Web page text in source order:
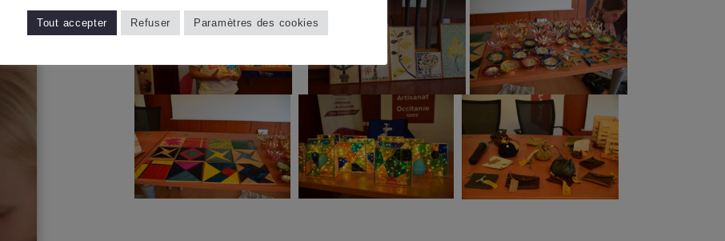
Tout accepter Refuser Paramètres des cookies